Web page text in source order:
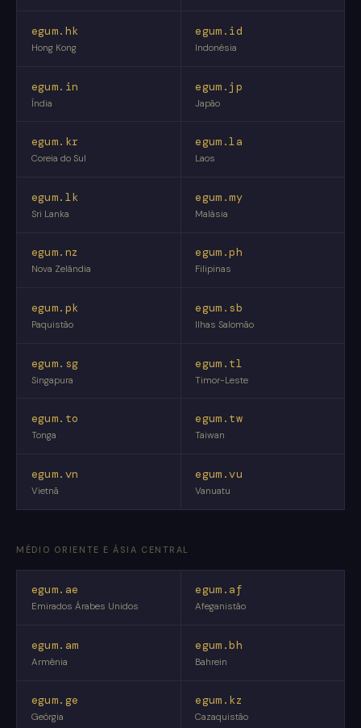
egum.hk
Hong Kong
egum.id
Indonésia
egum.in
Índia
egum.jp
Japão
egum.kr
Coreia do Sul
egum.la
Laos
egum.lk
Sri Lanka
egum.my
Malásia
egum.nz
Nova Zelândia
egum.ph
Filipinas
egum.pk
Paquistão
egum.sb
Ilhas Salomão
egum.sg
Singapura
egum.tl
Timor-Leste
egum.to
Tonga
egum.tw
Taiwan
egum.vn
Vietnã
egum.vu
Vanuatu
MÉDIO ORIENTE E ÁSIA CENTRAL
egum.ae
Emirados Árabes Unidos
egum.af
Afeganistão
egum.am
Armênia
egum.bh
Bahrein
egum.ge
Geórgia
egum.kz
Cazaquistão